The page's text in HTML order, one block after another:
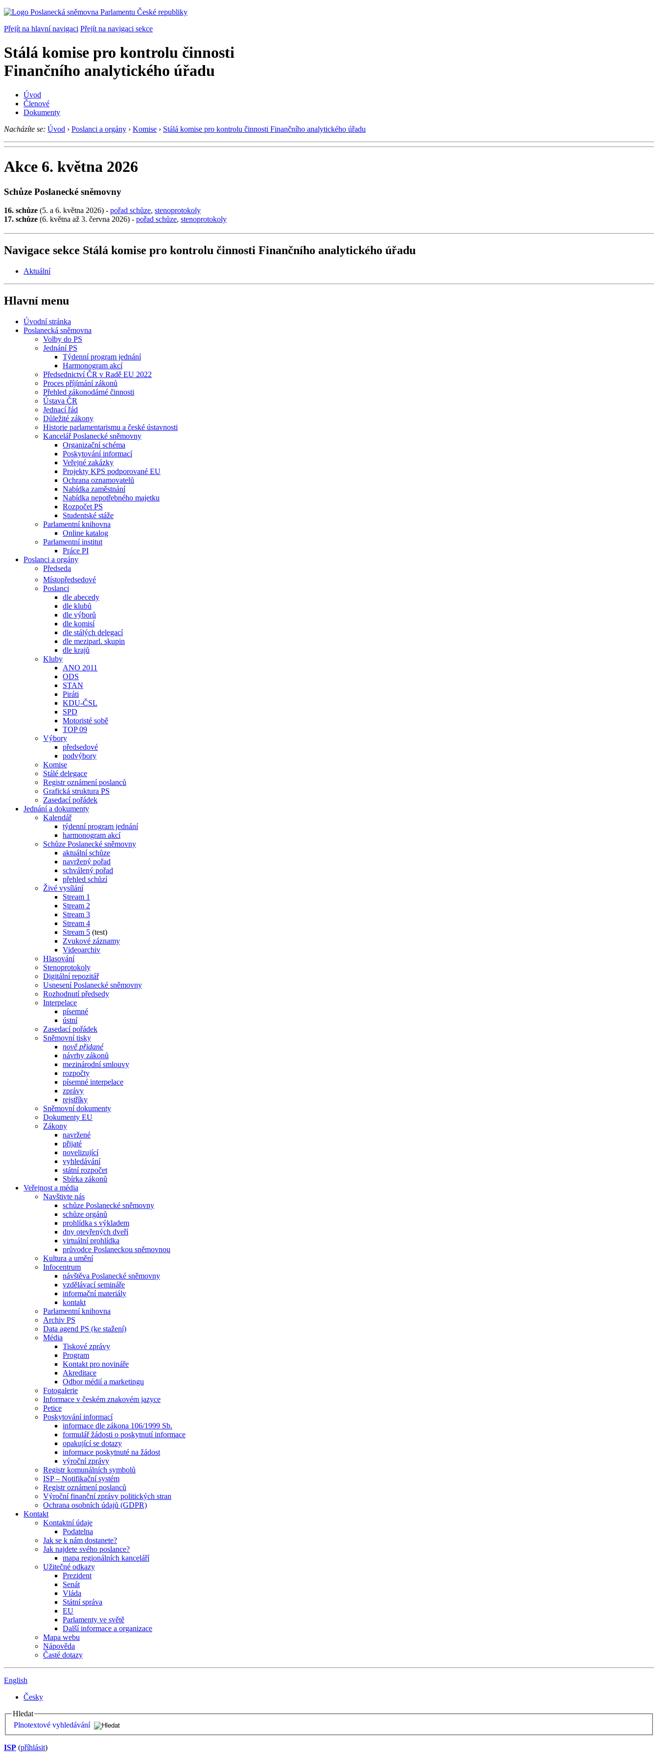
Přejít na hlavní navigaci Přejít na navigaci sekce
Stálá komise pro kontrolu činnosti
Finančního analytického úřadu
Úvod
Členové
Dokumenty
Nacházíte se: Úvod › Poslanci a orgány › Komise › Stálá komise pro kontrolu činnosti Finančního analytického úřadu
Akce 6. května 2026
Schůze Poslanecké sněmovny
16. schůze (5. a 6. května 2026) - pořad schůze, stenoprotokoly
17. schůze (6. května až 3. června 2026) - pořad schůze, stenoprotokoly
Navigace sekce Stálá komise pro kontrolu činnosti Finančního analytického úřadu
Aktuální
Hlavní menu
Úvodní stránka
Poslanecká sněmovna
Volby do PS
Jednání PS
Týdenní program jednání
Harmonogram akcí
Předsednictví ČR v Radě EU 2022
Proces příjímání zákonů
Přehled zákonodárné činnosti
Ústava ČR
Jednací řád
Důležité zákony
Historie parlamentarismu a české ústavnosti
Kancelář Poslanecké sněmovny
Organizační schéma
Poskytování informací
Veřejné zakázky
Projekty KPS podporované EU
Ochrana oznamovatelů
Nabídka zaměstnání
Nabídka nepotřebného majetku
Rozpočet PS
Studentské stáže
Parlamentní knihovna
Online katalog
Parlamentní institut
Práce PI
Poslanci a orgány
Předseda
Místopředsedové
Poslanci
dle abecedy
dle klubů
dle výborů
dle komisí
dle stálých delegací
dle meziparl. skupin
dle krajů
Kluby
ANO 2011
ODS
STAN
Piráti
KDU-ČSL
SPD
Motoristé sobě
TOP 09
Výbory
předsedové
podvýbory
Komise
Stálé delegace
Registr oznámení poslanců
Grafická struktura PS
Zasedací pořádek
Jednání a dokumenty
Kalendář
týdenní program jednání
harmonogram akcí
Schůze Poslanecké sněmovny
aktuální schůze
navržený pořad
schválený pořad
přehled schůzí
Živé vysílání
Stream 1
Stream 2
Stream 3
Stream 4
Stream 5 (test)
Zvukové záznamy
Videoarchiv
Hlasování
Stenoprotokoly
Digitální repozitář
Usnesení Poslanecké sněmovny
Rozhodnutí předsedy
Interpelace
písemné
ústní
Zasedací pořádek
Sněmovní tisky
nově přidané
návrhy zákonů
mezinárodní smlouvy
rozpočty
písemné interpelace
zprávy
rejstříky
Sněmovní dokumenty
Dokumenty EU
Zákony
navržené
přijaté
novelizující
vyhledávání
státní rozpočet
Sbírka zákonů
Veřejnost a média
Navštivte nás
schůze Poslanecké sněmovny
schůze orgánů
prohlídka s výkladem
dny otevřených dveří
virtuální prohlídka
průvodce Poslaneckou sněmovnou
Kultura a umění
Infocentrum
návštěva Poslanecké sněmovny
vzdělávací semináře
informační materiály
kontakt
Parlamentní knihovna
Archiv PS
Data agend PS (ke stažení)
Média
Tiskové zprávy
Program
Kontakt pro novináře
Akreditace
Odbor médií a marketingu
Fotogalerie
Informace v českém znakovém jazyce
Petice
Poskytování informací
informace dle zákona 106/1999 Sb.
formulář žádosti o poskytnutí informace
opakující se dotazy
informace poskytnuté na žádost
výroční zprávy
Registr komunálních symbolů
ISP – Notifikační systém
Registr oznámení poslanců
Výroční finanční zprávy politických stran
Ochrana osobních údajů (GDPR)
Kontakt
Kontaktní údaje
Podatelna
Jak se k nám dostanete?
Jak najdete svého poslance?
mapa regionálních kanceláří
Užitečné odkazy
Prezident
Senát
Vláda
Státní správa
EU
Parlamenty ve světě
Další informace a organizace
Mapa webu
Nápověda
Časté dotazy
English
Česky
Hledat
Plnotextové vyhledávání
ISP (příhlásit)